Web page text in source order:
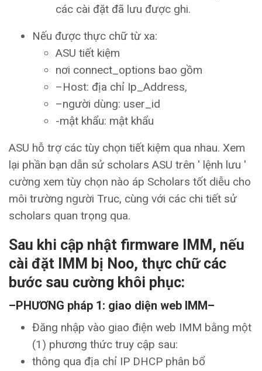
các cài đặt đã lưu được ghi.
Nếu được thực chữ từ xa:
ASU tiết kiệm
nơi connect_options bao gồm
–Host: địa chỉ Ip_Address,
–người dùng: user_id
-mật khẩu: mật khẩu
ASU hỗ trợ các tùy chọn tiết kiệm qua nhau. Xem
lại phần bạn dẫn sử scholars ASU trên ' lệnh lưu '
cường xem tùy chọn nào áp Scholars tốt diễu cho
môi trường người Truc, cùng với các chi tiết sử
scholars quan trọng qua.
Sau khi cập nhật firmware IMM, nếu
cài đặt IMM bị Noo, thực chữ các
bước sau cường khôi phục:
–PHƯƠNG pháp 1: giao diện web IMM–
Đăng nhập vào giao điện web IMM bằng một
(1) phương thức truy cập sau:
thông qua địa chỉ IP DHCP phân bổ